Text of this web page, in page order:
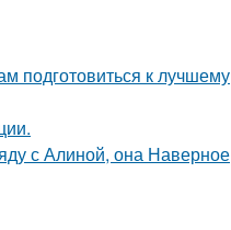
подготовиться к лучшему
с Алиной, она Наверное